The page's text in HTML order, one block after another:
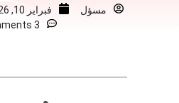
مسؤل فبراير 10, 2026
3 Comments